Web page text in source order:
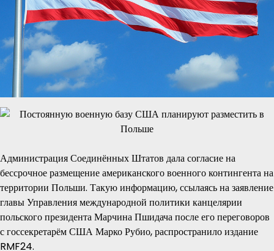
Администрация Соединённых Штатов дала согласие на
бессрочное размещение американского военного контингента на
территории Польши. Такую информацию, ссылаясь на заявление
главы Управления международной политики канцелярии
польского президента Марчина Пшидача после его переговоров
с госсекретарём США Марко Рубио, распространило издание
RMF24.